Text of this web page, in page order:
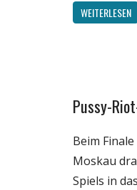
WEITERLESEN
Gesellschaft
Politik
Pussy-
Beim
Moskau
Spiels in